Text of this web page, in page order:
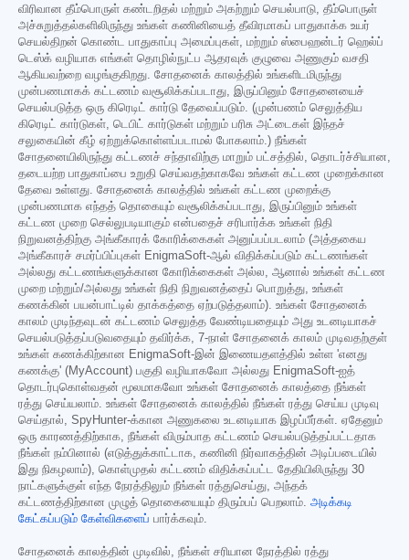
விரிவான தீம்பொருள் கண்டறிதல் மற்றும் அகற்றும் செயல்பாடு, தீம்பொருள்
அச்சுறுத்தல்களிலிருந்து உங்கள் கணினியைத் தீவிரமாகப் பாதுகாக்க உயர்
செயல்திறன் கொண்ட பாதுகாப்பு அமைப்புகள், மற்றும் ஸ்பைஹன்டர் ஹெல்ப்
டெஸ்க் வழியாக எங்கள் தொழில்நுட்ப ஆதரவுக் குழுவை அணுகும் வசதி
ஆகியவற்றை வழங்குகிறது. சோதனைக் காலத்தில் உங்களிடமிருந்து
முன்பணமாகக் கட்டணம் வசூலிக்கப்படாது, இருப்பினும் சோதனையைச்
செயல்படுத்த ஒரு கிரெடிட் கார்டு தேவைப்படும். (முன்பணம் செலுத்திய
கிரெடிட் கார்டுகள், டெபிட் கார்டுகள் மற்றும் பரிசு அட்டைகள் இந்தச்
சலுகையின் கீழ் ஏற்றுக்கொள்ளப்படாமல் போகலாம்.) நீங்கள்
சோதனையிலிருந்து கட்டணச் சந்தாவிற்கு மாறும் பட்சத்தில், தொடர்ச்சியான,
தடையற்ற பாதுகாப்பை உறுதி செய்வதற்காகவே உங்கள் கட்டண முறைக்கான
தேவை உள்ளது. சோதனைக் காலத்தில் உங்கள் கட்டண முறைக்கு
முன்பணமாக எந்தத் தொகையும் வசூலிக்கப்படாது, இருப்பினும் உங்கள்
கட்டண முறை செல்லுபடியாகும் என்பதைச் சரிபார்க்க உங்கள் நிதி
நிறுவனத்திற்கு அங்கீகாரக் கோரிக்கைகள் அனுப்பப்படலாம் (அத்தகைய
அங்கீகாரச் சமர்ப்பிப்புகள் EnigmaSoft-ஆல் விதிக்கப்படும் கட்டணங்கள்
அல்லது கட்டணங்களுக்கான கோரிக்கைகள் அல்ல, ஆனால் உங்கள் கட்டண
முறை மற்றும்/அல்லது உங்கள் நிதி நிறுவனத்தைப் பொறுத்து, உங்கள்
கணக்கின் பயன்பாட்டில் தாக்கத்தை ஏற்படுத்தலாம்). உங்கள் சோதனைக்
காலம் முடிந்தவுடன் கட்டணம் செலுத்த வேண்டியதையும் அது உடனடியாகச்
செயல்படுத்தப்படுவதையும் தவிர்க்க, 7-நாள் சோதனைக் காலம் முடிவதற்குள்
உங்கள் கணக்கிற்கான EnigmaSoft-இன் இணையதளத்தில் உள்ள 'எனது
கணக்கு' (MyAccount) பகுதி வழியாகவோ அல்லது EnigmaSoft-ஐத்
தொடர்புகொள்வதன் மூலமாகவோ உங்கள் சோதனைக் காலத்தை நீங்கள்
ரத்து செய்யலாம். உங்கள் சோதனைக் காலத்தில் நீங்கள் ரத்து செய்ய முடிவு
செய்தால், SpyHunter-க்கான அணுகலை உடனடியாக இழப்பீர்கள். ஏதேனும்
ஒரு காரணத்திற்காக, நீங்கள் விரும்பாத கட்டணம் செயல்படுத்தப்பட்டதாக
நீங்கள் நம்பினால் (எடுத்துக்காட்டாக, கணினி நிர்வாகத்தின் அடிப்படையில்
இது நிகழலாம்), கொள்முதல் கட்டணம் விதிக்கப்பட்ட தேதியிலிருந்து 30
நாட்களுக்குள் எந்த நேரத்திலும் நீங்கள் ரத்துசெய்து, அந்தக்
கட்டணத்திற்கான முழுத் தொகையையும் திரும்பப் பெறலாம். அடிக்கடி
கேட்கப்படும் கேள்விகளைப் பார்க்கவும்.
சோதனைக் காலத்தின் முடிவில், நீங்கள் சரியான நேரத்தில் ரத்து